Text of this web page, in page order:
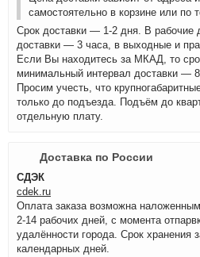
самостоятельно в корзине или
Срок доставки — 1-2 дня. В рабочие
доставки — 3 часа, в выходные и
Если Вы находитесь за МКАД, то
минимальный интервал доставки —
Просим учесть, что
только до подъезда. Подъём до
отдельную плату.
Доставка по России
СДЭК
cdek.ru
Оплата заказа возможна
2-14 рабочих дней, с момента
удалённости города. Срок хранения
календарных дней.